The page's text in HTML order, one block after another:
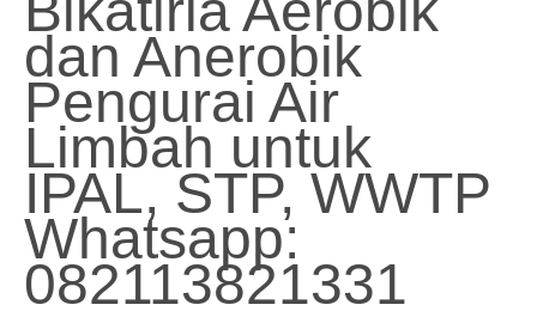
dan Anerobik
Pengurai Air
Limbah untuk
IPAL, STP, WWTP
Whatsapp:
082113821331